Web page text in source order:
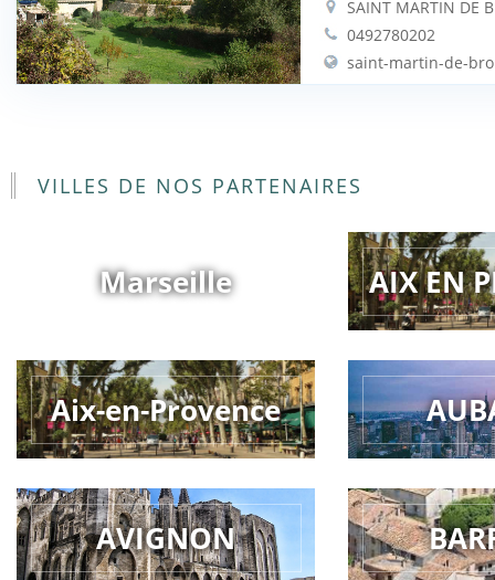
SAINT MARTIN DE
0492780202
saint-martin-de-
VILLES DE NOS PARTENAIRES
Marseille AIX EN
Aix-en-Provence
AVIGNON